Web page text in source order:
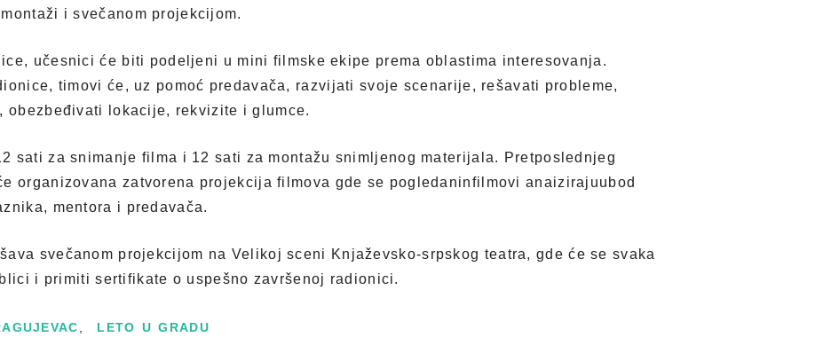
i svečanom projekcijom.
učesnici će biti podeljeni u mini filmske ekipe prema oblastima interesovanja.
timovi će, uz pomoć predavača, razvijati svoje scenarije, rešavati probleme,
obezbeđivati lokacije, rekvizite i glumce.
sati za snimanje filma i 12 sati za montažu snimljenog materijala. Pretposlednjeg
organizovana zatvorena projekcija filmova gde se pogledaninfilmovi anaizirajuubod
mentora i predavača.
svečanom projekcijom na Velikoj sceni Knjaževsko-srpskog teatra, gde će se svaka
i primiti sertifikate o uspešno završenoj radionici.
, LETO U GRADU